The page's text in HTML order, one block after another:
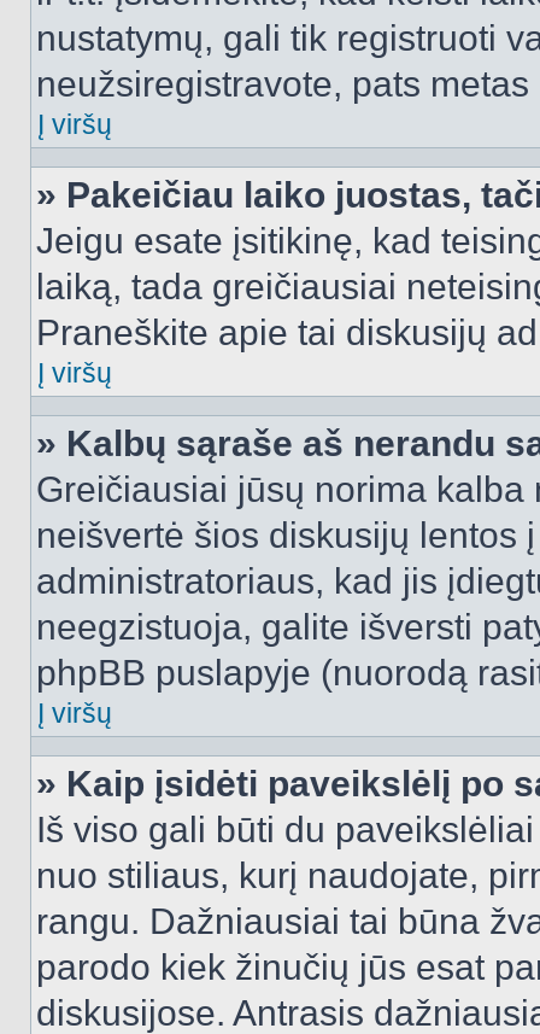
nustatymų, gali tik registruoti
neužsiregistravote, pats
Į viršų
» Pakeičiau laiko juostas,
Jeigu esate įsitikinę, kad
laiką, tada greičiausiai
Praneškite apie tai diskusijų
Į viršų
» Kalbų sąraše aš nerandu
Greičiausiai jūsų norima
neišvertė šios diskusijų lentos
administratoriaus, kad jis
neegzistuoja, galite išversti
phpBB puslapyje (nuorodą
Į viršų
» Kaip įsidėti paveikslėlį po
Iš viso gali būti du
nuo stiliaus, kurį naudojate,
rangu. Dažniausiai tai būna
parodo kiek žinučių jūs esat
diskusijose. Antrasis